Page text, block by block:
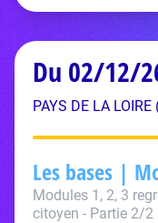
Du 02/12/
PAYS DE LA LOIRE
Les bases |
Modules 1, 2, 3
citoyen - Partie 2/2